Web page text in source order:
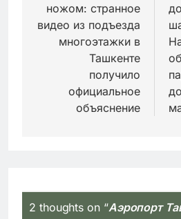
записям
ножом: странное
видео из подъезда
многоэтажки в
Ташкенте
получило
официальное
объяснение
2 thoughts on “Аэропорт